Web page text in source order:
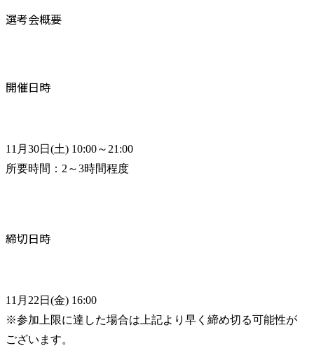
選考会概要
開催日時
11月30日(土) 10:00～21:00
所要時間：2～3時間程度
締切日時
11月22日(金) 16:00
※参加上限に達した場合は上記より早く締め切る可能性が
ございます。